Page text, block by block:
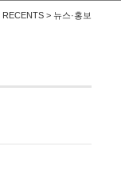
RECENTS > 뉴스·홍보